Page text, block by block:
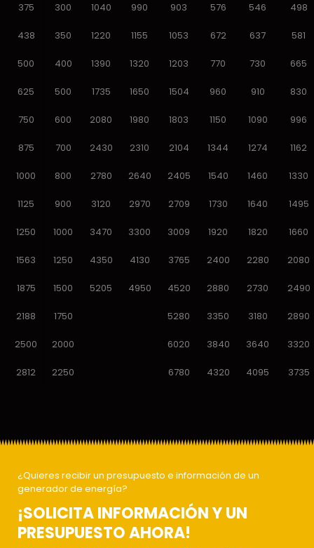
375 300 1040 990 903 576 546 498
438 350 1220 1155 1053 672 637 581
500 400 1390 1320 1203 770 730 665
625 500 1735 1650 1504 960 910 830
750 600 2080 1980 1803 1150 1090 996
875 700 2430 2310 2104 1344 1274 1162
1000 800 2780 2640 2405 1540 1460 1330
1125 900 3120 2970 2709 1730 1640 1495
1250 1000 3470 3300 3009 1920 1820 1660
1563 1250 4350 4130 3765 2400 2280 2080
1875 1500 5205 4950 4520 2880 2730 2490
2188 1750 5280 3350 3180 2890
2500 2000 6020 3840 3640 3320
2812 2250 6780 4320 4095 3735
¿Quieres recibir un presupuesto e información de un
generador de energía?
¡SOLICITA INFORMACIÓN Y UN
PRESUPUESTO AHORA!